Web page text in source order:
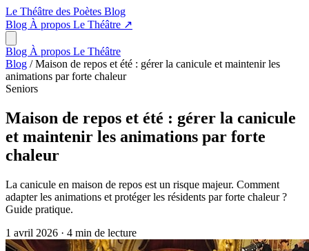
Le Théâtre des Poètes Blog
Blog À propos Le Théâtre ↗
Blog À propos Le Théâtre
Blog / Maison de repos et été : gérer la canicule et maintenir les
animations par forte chaleur
Seniors
Maison de repos et été : gérer la canicule
et maintenir les animations par forte
chaleur
La canicule en maison de repos est un risque majeur. Comment
adapter les animations et protéger les résidents par forte chaleur ?
Guide pratique.
1 avril 2026 · 4 min de lecture